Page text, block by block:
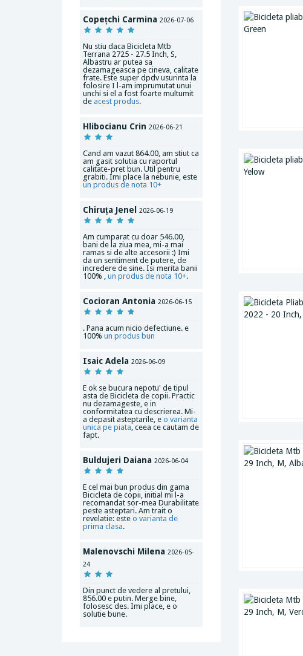
Copețchi Carmina 2026-07-06
Nu stiu daca Bicicleta Mtb
Terrana 2725 - 27.5 Inch, S,
Albastru ar putea sa
dezamageasca pe cineva, calitate
frate. Este super dpdv usurinta la
folosire I l-am imprumutat unui
unchi si el a fost foarte multumit
de acest produs.
Hlibocianu Crin 2026-06-21
Cand am vazut 864.00, am stiut ca
am gasit solutia cu raportul
calitate-pret bun. Util pentru
grabiti. Imi place la nebunie, este
un produs de nota 10+
Chiruța Jenel 2026-06-19
Am cumparat cu doar 546.00,
bani de la ziua mea, mi-a mai
ramas si de alte accesorii :) Imi
da un sentiment de putere, de
incredere de sine. Isi merita banii
100% , un produs de nota 10+.
Cocioran Antonia 2026-06-15
. Pana acum nicio defectiune. e
100% un produs bun
Isaic Adela 2026-06-09
E ok se bucura nepotu' de tipul
asta de Bicicleta de copii. Practic
nu dezamageste, e in
conformitatea cu descrierea. Mi-
a depasit asteptarile, e o varianta
unica pe piata, ceea ce cautam de
fapt.
Buldujeri Daiana 2026-06-04
E cel mai bun produs din gama
Bicicleta de copii, initial mi l-a
recomandat sor-mea Durabilitate
peste asteptari. Am trait o
revelatie: este o varianta de
prima clasa.
Malenovschi Milena 2026-05-
24
Din punct de vedere al pretului,
856.00 e putin. Merge bine,
folosesc des. Imi place, e o
solutie bune.